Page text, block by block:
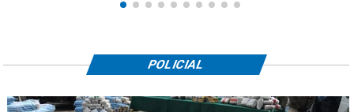
POLICIAL